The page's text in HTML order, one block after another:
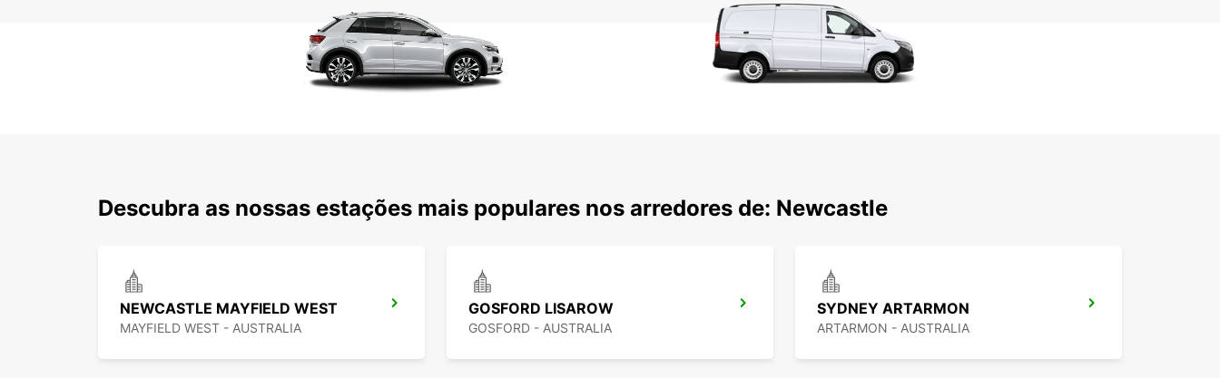
Descubra as nossas estações mais populares nos arredores de: Newcastle
NEWCASTLE MAYFIELD WEST
MAYFIELD WEST - AUSTRALIA
GOSFORD LISAROW
GOSFORD - AUSTRALIA
SYDNEY ARTARMON
ARTARMON - AUSTRALIA